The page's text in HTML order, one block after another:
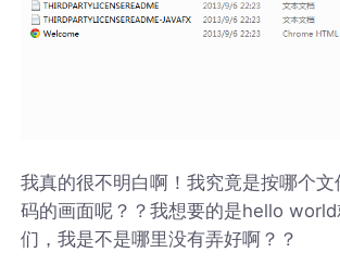
我真的很不明白啊！我究竟是按哪个
码的画面呢？？我想要的是hello
们，我是不是哪里没有弄好啊？？